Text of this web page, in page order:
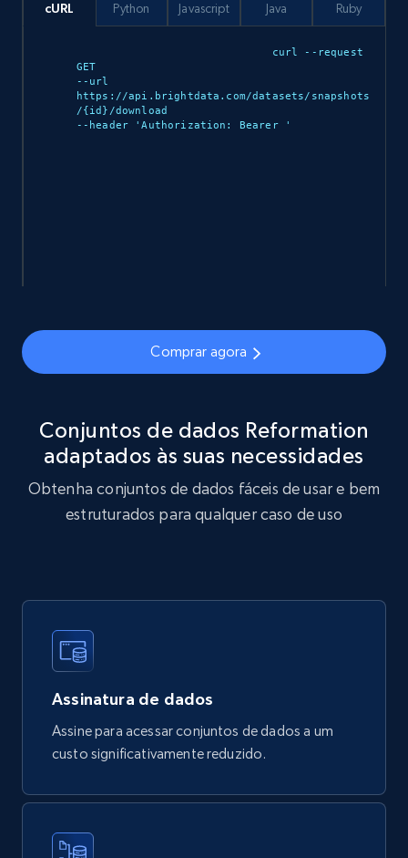
eCommerce
901+
URL, Product id, Title, Original price, Final price,
Discount rate, Currency, Description, and more.
eCommerce
Wayfair products
Initial price, Discount, Final price, and more.
eCommerce
cURL
curl --request
GET
--url
https://api.brightdata.com/datasets/snapshots
/{id}/download
--header 'Authorization: Bearer
'
Python Javascript Java Ruby
Comprar agora
Conjuntos de dados Reformation
adaptados às suas necessidades
Obtenha conjuntos de dados fáceis de usar e bem
estruturados para qualquer caso de uso
Assinatura de dados
Assine para acessar conjuntos de dados a um
custo significativamente reduzido.